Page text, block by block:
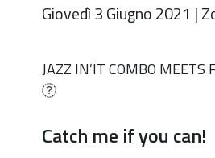
Giovedì 3 Giugno 2021 |
https://
jazz-
combo-
JAZZ IN’IT COMBO MEETS
Catch me if you can!